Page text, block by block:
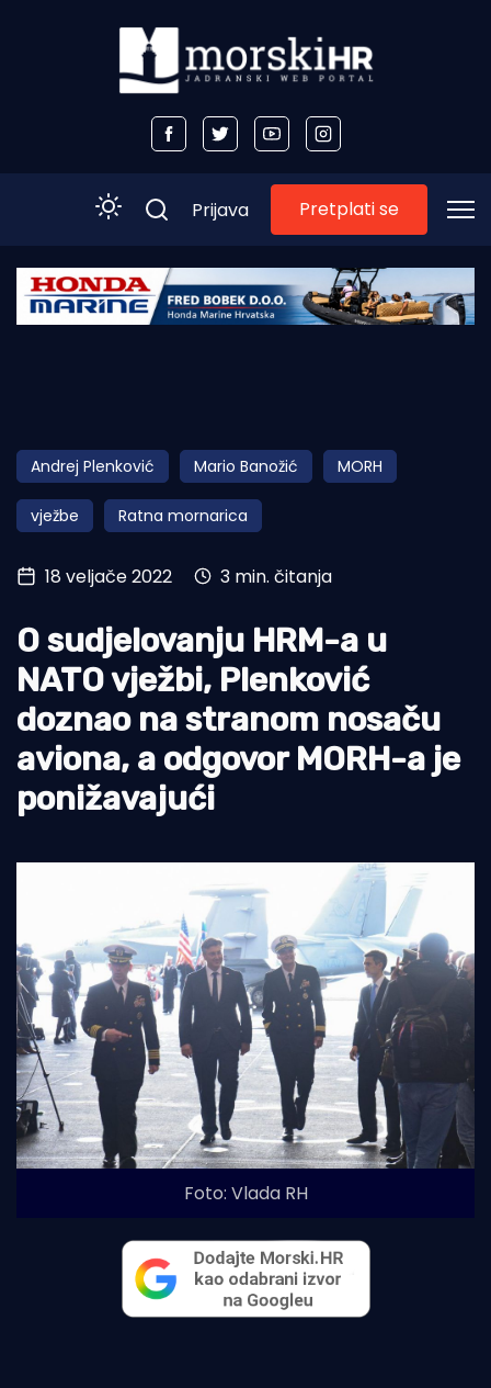
Početna
Obala
Otoci
Turizam i nautika
Pomorstvo
Ekologija
Tradicija i kultura
Prijava Pretplati se
Andrej Plenković Mario Banožić MORH
vježbe Ratna mornarica
18 veljače 2022 3 min. čitanja
O sudjelovanju HRM-a u
NATO vježbi, Plenković
doznao na stranom nosaču
aviona, a odgovor MORH-a je
ponižavajući
Foto: Vlada RH